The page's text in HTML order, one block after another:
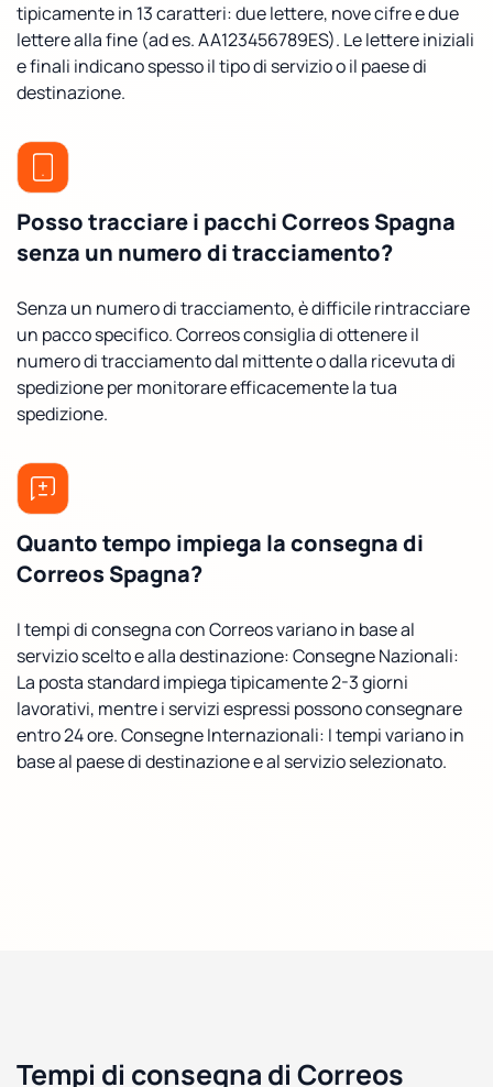
tipicamente in 13 caratteri: due lettere, nove cifre e due
lettere alla fine (ad es. AA123456789ES). Le lettere iniziali
e finali indicano spesso il tipo di servizio o il paese di
destinazione.
Posso tracciare i pacchi Correos Spagna
senza un numero di tracciamento?
Senza un numero di tracciamento, è difficile rintracciare
un pacco specifico. Correos consiglia di ottenere il
numero di tracciamento dal mittente o dalla ricevuta di
spedizione per monitorare efficacemente la tua
spedizione.
Quanto tempo impiega la consegna di
Correos Spagna?
I tempi di consegna con Correos variano in base al
servizio scelto e alla destinazione: Consegne Nazionali:
La posta standard impiega tipicamente 2-3 giorni
lavorativi, mentre i servizi espressi possono consegnare
entro 24 ore. Consegne Internazionali: I tempi variano in
base al paese di destinazione e al servizio selezionato.
Tempi di consegna di Correos